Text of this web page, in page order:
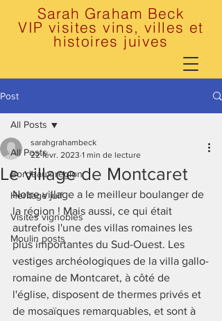
Sarah Graham Beck
VIP visites vins, villes et
histoires juives
Post
All Posts
Bordeaux region
Heritage juif
Visites vignobles
Moulin posts
All Posts
Le village de Montcaret
sarahgrahambeck
22 févr. 2023 1 min de lecture
Notre village a le meilleur boulanger de
la région ! Mais aussi, ce qui était
autrefois l'une des villas romaines les
plus importantes du Sud-Ouest. Les
vestiges archéologiques de la villa gallo-
romaine de Montcaret, à côté de
l'église, disposent de thermes privés et
de mosaïques remarquables, et sont à